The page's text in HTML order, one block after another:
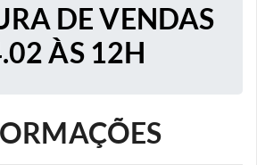
DE VENDAS
ÀS 12H